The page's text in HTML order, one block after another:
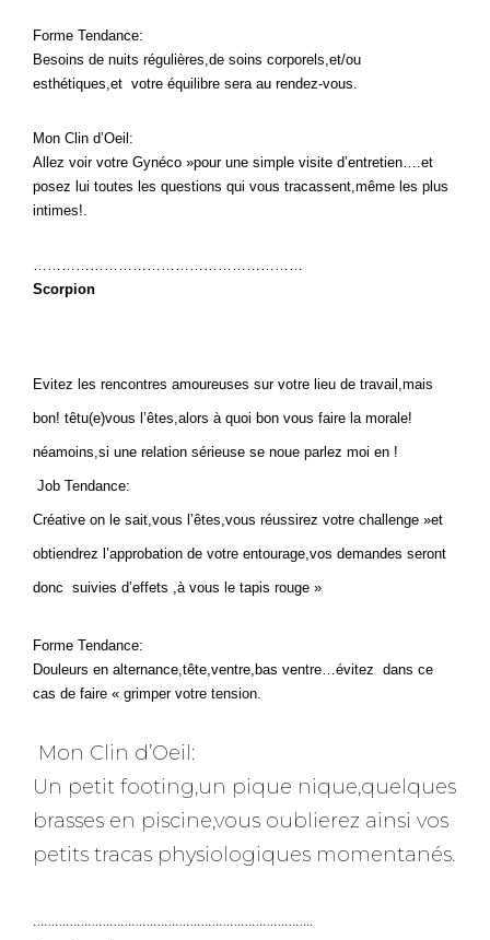
Forme Tendance:
Besoins de nuits régulières,de soins corporels,et/ou
esthétiques,et votre équilibre sera au rendez-vous.
Mon Clin d’Oeil:
Allez voir votre Gynéco »pour une simple visite d’entretien….et
posez lui toutes les questions qui vous tracassent,même les plus
intimes!.
…………………………………………………
Scorpion
Evitez les rencontres amoureuses sur votre lieu de travail,mais
bon! têtu(e)vous l’êtes,alors à quoi bon vous faire la morale!
néamoins,si une relation sérieuse se noue parlez moi en !
Job Tendance:
Créative on le sait,vous l’êtes,vous réussirez votre challenge »et
obtiendrez l’approbation de votre entourage,vos demandes seront
donc suivies d’effets ,à vous le tapis rouge »
Forme Tendance:
Douleurs en alternance,tête,ventre,bas ventre…évitez dans ce
cas de faire « grimper votre tension.
Mon Clin d’Oeil:
Un petit footing,un pique nique,quelques
brasses en piscine,vous oublierez ainsi vos
petits tracas physiologiques momentanés.
…………………………………………………………………..